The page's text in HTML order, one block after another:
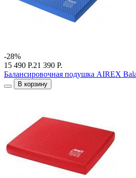
-28%
15 490 Р.21 390 Р.
Балансировочная подушка AIREX
В корзину